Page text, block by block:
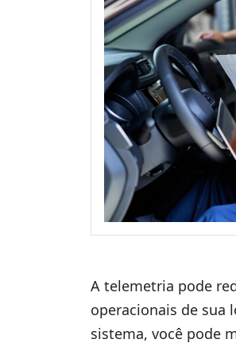
A telemetria pode
operacionais de sua
sistema, você pode